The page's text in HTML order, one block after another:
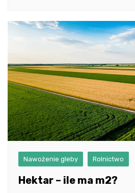
Nawożenie gleby Rolnictwo
Hektar – ile ma m2?